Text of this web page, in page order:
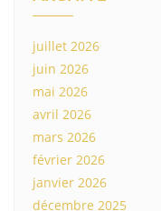
juillet 2026
juin 2026
mai 2026
avril 2026
mars 2026
février 2026
janvier 2026
décembre 2025